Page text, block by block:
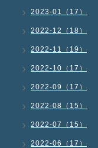
2023-01（17）
2022-12（18）
2022-11（19）
2022-10（17）
2022-09（17）
2022-08（15）
2022-07（15）
2022-06（17）